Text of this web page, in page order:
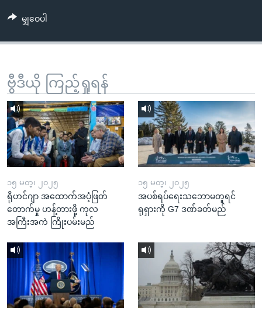
သို့
မျှဝေပါ
ဗွီဒီယို ကြည့်ရှုရန်
၁၅ မတ္၊ ၂၀၂၅
ရိုဟင်ဂျာ အထောက်အပံ့ဖြတ်
တောက်မှု ဟန့်တားဖို့ ကုလ
အကြီးအကဲ ကြိုးပမ်းမည်
၁၅ မတ္၊ ၂၀၂၅
အပစ်ရပ်ရေးသဘောမတူရင်
ရုရှားကို G7 ဒဏ်ခတ်မည်